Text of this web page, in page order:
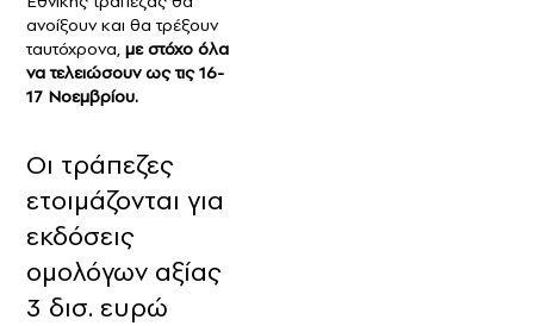
ανοίξουν και θα τρέξουν
ταυτόχρονα, με στόχο όλα
να τελειώσουν ως τις 16-
17 Νοεμβρίου.
Οι τράπεζες
ετοιμάζονται για
εκδόσεις
ομολόγων αξίας
3 δισ. ευρώ